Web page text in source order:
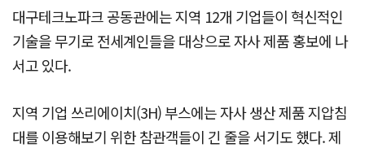
대구테크노파크 공동관에는 지역 12개 기업들이 혁신적인
기술을 무기로 전세계인들을 대상으로 자사 제품 홍보에 나
서고 있다.
지역 기업 쓰리에이치(3H) 부스에는 자사 생산 제품 지압침
대를 이용해보기 위한 참관객들이 긴 줄을 서기도 했다. 제